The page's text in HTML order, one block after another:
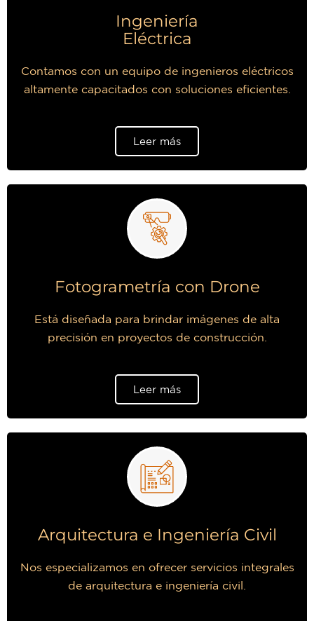
Ingeniería
Eléctrica
Contamos con un equipo de ingenieros eléctricos
altamente capacitados con soluciones eficientes.
Leer más
Fotogrametría con Drone
Está diseñada para brindar imágenes de alta
precisión en proyectos de construcción.
Leer más
Arquitectura e Ingeniería Civil
Nos especializamos en ofrecer servicios integrales
de arquitectura e ingeniería civil.